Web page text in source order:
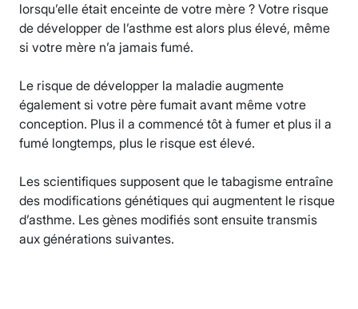
lorsqu’elle était enceinte de votre mère ? Votre risque
de développer de l’asthme est alors plus élevé, même
si votre mère n’a jamais fumé.
Le risque de développer la maladie augmente
également si votre père fumait avant même votre
conception. Plus il a commencé tôt à fumer et plus il a
fumé longtemps, plus le risque est élevé.
Les scientifiques supposent que le tabagisme entraîne
des modifications génétiques qui augmentent le risque
d’asthme. Les gènes modifiés sont ensuite transmis
aux générations suivantes.